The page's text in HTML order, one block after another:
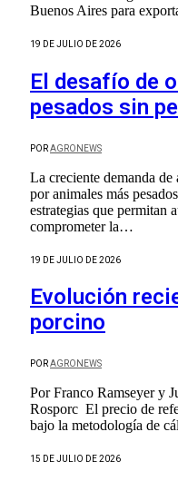
Buenos Aires para
19 DE JULIO DE 2026
El desafío de
pesados sin
PORAGRONEWS
La creciente demanda
por animales más
estrategias que permitan
comprometer la…
19 DE JULIO DE 2026
Evolución
porcino
PORAGRONEWS
Por Franco Ramseyer y
Rosporc El precio de
bajo la metodología de
15 DE JULIO DE 2026